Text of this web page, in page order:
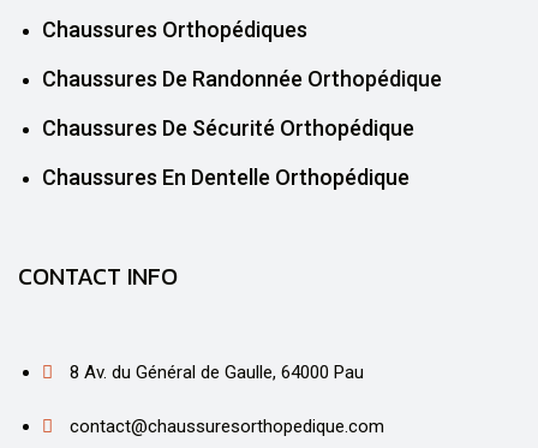
Chaussures Orthopédiques
Chaussures De Randonnée Orthopédique
Chaussures De Sécurité Orthopédique
Chaussures En Dentelle Orthopédique
CONTACT INFO
8 Av. du Général de Gaulle, 64000 Pau
contact@chaussuresorthopedique.com